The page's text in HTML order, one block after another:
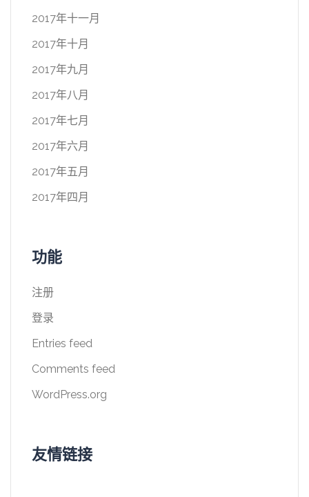
2017年十一月
2017年十月
2017年九月
2017年八月
2017年七月
2017年六月
2017年五月
2017年四月
功能
注册
登录
Entries feed
Comments feed
WordPress.org
友情链接